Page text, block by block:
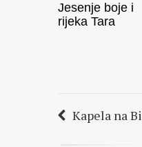
Jesenje boje i
rijeka Tara
Kapela na